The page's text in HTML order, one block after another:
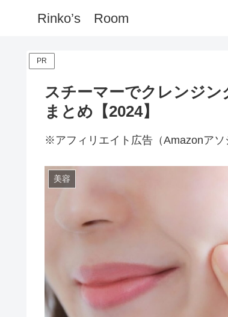
Rinko’s Room
PR
スチーマーでクレンジン
まとめ【2024】
※アフィリエイト広告（Amazonア
美容